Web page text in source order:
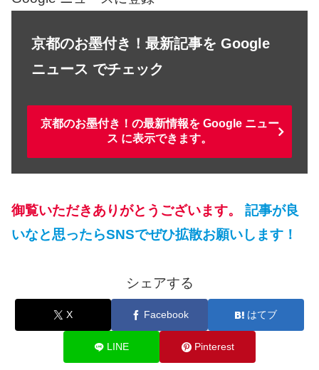
京都のお墨付き！最新記事を Google
ニュース でチェック
京都のお墨付き！の最新情報を Google ニュー
ス に表示できます。
御覧いただきありがとうございます。
記事が良
いなと思ったらSNSでぜひ拡散お願いします！
シェアする
X Facebook はてブ
LINE Pinterest